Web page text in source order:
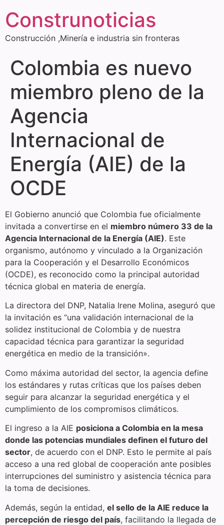
Construnoticias
Construcción ,Minería e industria sin fronteras
Colombia es nuevo
miembro pleno de la
Agencia
Internacional de
Energía (AIE) de la
OCDE
El Gobierno anunció que Colombia fue oficialmente
invitada a convertirse en el miembro número 33 de la
Agencia Internacional de la Energía (AIE). Este
organismo, autónomo y vinculado a la Organización
para la Cooperación y el Desarrollo Económicos
(OCDE), es reconocido como la principal autoridad
técnica global en materia de energía.
La directora del DNP, Natalia Irene Molina, aseguró que
la invitación es “una validación internacional de la
solidez institucional de Colombia y de nuestra
capacidad técnica para garantizar la seguridad
energética en medio de la transición».
Como máxima autoridad del sector, la agencia define
los estándares y rutas críticas que los países deben
seguir para alcanzar la seguridad energética y el
cumplimiento de los compromisos climáticos.
El ingreso a la AIE posiciona a Colombia en la mesa
donde las potencias mundiales definen el futuro del
sector, de acuerdo con el DNP. Esto le permite al país
acceso a una red global de cooperación ante posibles
interrupciones del suministro y asistencia técnica para
la toma de decisiones.
Además, según la entidad, el sello de la AIE reduce la
percepción de riesgo del país, facilitando la llegada de